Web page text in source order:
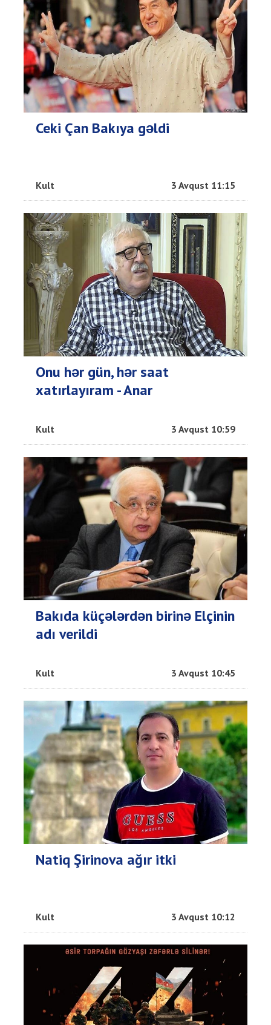
Ceki Çan Bakıya gəldi
Kult 3 Avqust 11:15
Onu hər gün, hər saat
xatırlayıram - Anar
Kult 3 Avqust 10:59
Bakıda küçələrdən birinə Elçinin
adı verildi
Kult 3 Avqust 10:45
Natiq Şirinova ağır itki
Kult 3 Avqust 10:12